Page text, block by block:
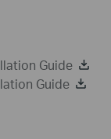
Guide
Guide